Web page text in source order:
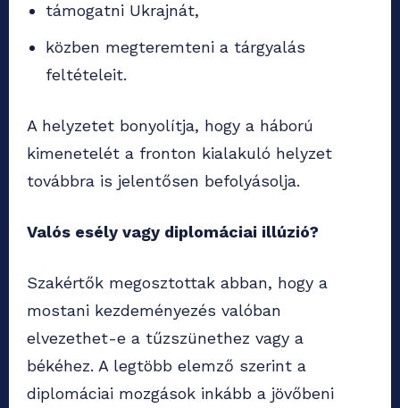
támogatni Ukrajnát,
közben megteremteni a tárgyalás
feltételeit.
A helyzetet bonyolítja, hogy a háború
kimenetelét a fronton kialakuló helyzet
továbbra is jelentősen befolyásolja.
Valós esély vagy diplomáciai illúzió?
Szakértők megosztottak abban, hogy a
mostani kezdeményezés valóban
elvezethet-e a tűzszünethez vagy a
békéhez. A legtöbb elemző szerint a
diplomáciai mozgások inkább a jövőbeni